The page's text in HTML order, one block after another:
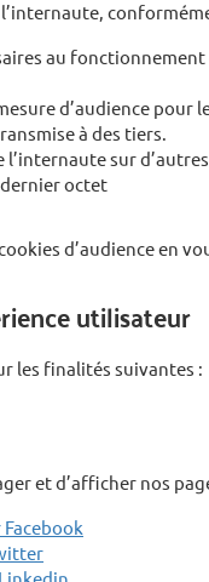
au
d’audience pour
à des tiers.
sur
dernier octet
d’audience en
utilisateur
les finalités suivantes :
et d’afficher nos